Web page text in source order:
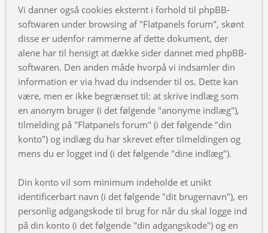
Vi danner også cookies eksternt i forhold til phpBB-
softwaren under browsing af "Flatpanels forum", skønt
disse er udenfor rammerne af dette dokument, der
alene har til hensigt at dække sider dannet med phpBB-
softwaren. Den anden måde hvorpå vi indsamler din
information er via hvad du indsender til os. Dette kan
være, men er ikke begrænset til: at skrive indlæg som
en anonym bruger (i det følgende "anonyme indlæg"),
tilmelding på "Flatpanels forum" (i det følgende "din
konto") og indlæg du har skrevet efter tilmeldingen og
mens du er logget ind (i det følgende "dine indlæg").
Din konto vil som minimum indeholde et unikt
identificerbart navn (i det følgende "dit brugernavn"), en
personlig adgangskode til brug for når du skal logge ind
på din konto (i det følgende "din adgangskode") og en